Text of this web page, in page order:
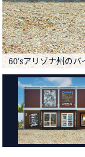
60'sアリゾナ州のバ